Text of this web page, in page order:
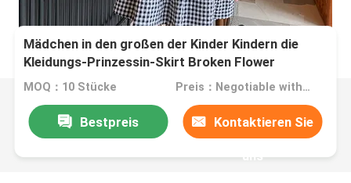
Mädchen in den großen der Kinder Kindern die
Kleidungs-Prinzessin-Skirt Broken Flower
umsäumen Sommer
MOQ：10 Stücke Preis：Negotiable with sales
Bestpreis Kontaktieren Sie
uns